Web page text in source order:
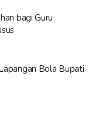
bagi Guru
Bola Bupati